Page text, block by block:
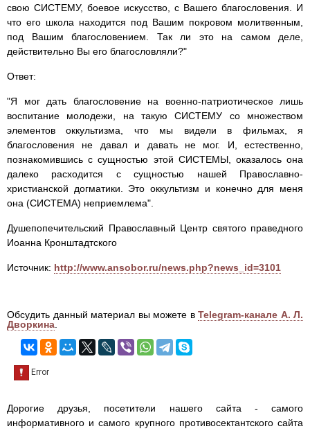
свою СИСТЕМУ, боевое искусство, с Вашего благословения. И
что его школа находится под Вашим покровом молитвенным,
под Вашим благословением. Так ли это на самом деле,
действительно Вы его благословляли?"
Ответ:
"Я мог дать благословение на военно-патриотическое лишь
воспитание молодежи, на такую СИСТЕМУ со множеством
элементов оккультизма, что мы видели в фильмах, я
благословения не давал и давать не мог. И, естественно,
познакомившись с сущностью этой СИСТЕМЫ, оказалось она
далеко расходится с сущностью нашей Православно-
христианской догматики. Это оккультизм и конечно для меня
она (СИСТЕМА) неприемлема".
Душепопечительский Православный Центр святого праведного
Иоанна Кронштадтского
Источник: http://www.ansobor.ru/news.php?news_id=3101
Обсудить данный материал вы можете в Telegram-канале А. Л.
Дворкина
Дорогие друзья, посетители нашего сайта - самого
информативного и самого крупного противосектантского сайта